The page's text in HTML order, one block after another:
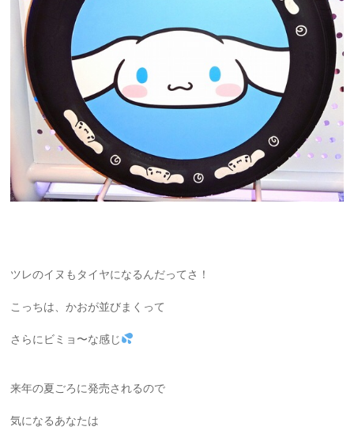
ツレのイヌもタイヤになるんだってさ！
こっちは、かおが並びまくって
さらにビミョ〜な感じ
来年の夏ごろに発売されるので
気になるあなたは